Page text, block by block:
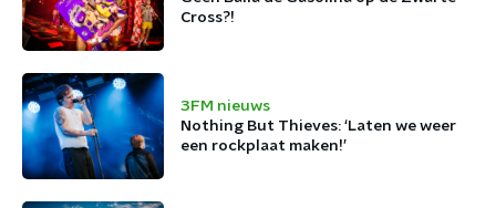
Cross?!
3FM nieuws
Nothing But Thieves: ‘Laten we weer
een rockplaat maken!’